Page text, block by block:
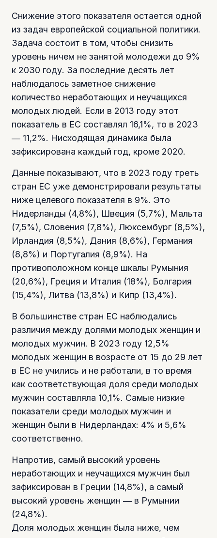
Снижение этого показателя остается одной
из задач европейской социальной политики.
Задача состоит в том, чтобы снизить
уровень ничем не занятой молодежи до 9%
к 2030 году. За последние десять лет
наблюдалось заметное снижение
количество неработающих и неучащихся
молодых людей. Если в 2013 году этот
показатель в ЕС составлял 16,1%, то в 2023
― 11,2%. Нисходящая динамика была
зафиксирована каждый год, кроме 2020.
Данные показывают, что в 2023 году треть
стран ЕС уже демонстрировали результаты
ниже целевого показателя в 9%. Это
Нидерланды (4,8%), Швеция (5,7%), Мальта
(7,5%), Словения (7,8%), Люксембург (8,5%),
Ирландия (8,5%), Дания (8,6%), Германия
(8,8%) и Португалия (8,9%). На
противоположном конце шкалы Румыния
(20,6%), Греция и Италия (18%), Болгария
(15,4%), Литва (13,8%) и Кипр (13,4%).
В большинстве стран ЕС наблюдались
различия между долями молодых женщин и
молодых мужчин. В 2023 году 12,5%
молодых женщин в возрасте от 15 до 29 лет
в ЕС не учились и не работали, в то время
как соответствующая доля среди молодых
мужчин составляла 10,1%. Самые низкие
показатели среди молодых мужчин и
женщин были в Нидерландах: 4% и 5,6%
соответственно.
Напротив, самый высокий уровень
неработающих и неучащихся мужчин был
зафиксирован в Греции (14,8%), а самый
высокий уровень женщин ― в Румынии
(24,8%).
Доля молодых женщин была ниже, чем